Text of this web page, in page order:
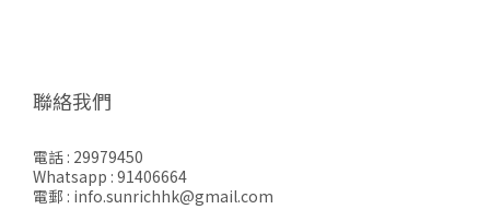
聯絡我們
電話 : 29979450
Whatsapp : 91406664
電郵 : info.sunrichhk@gmail.com